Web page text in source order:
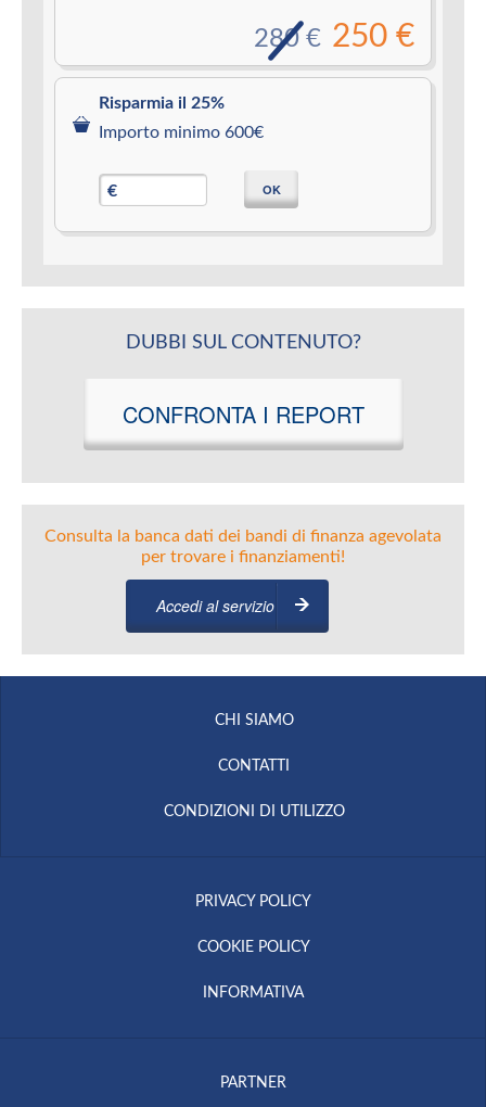
250 €
280 €
Risparmia il 25%
Importo minimo 600€
€ OK
DUBBI SUL CONTENUTO?
CONFRONTA I REPORT
Consulta la banca dati dei bandi di finanza agevolata
per trovare i finanziamenti!
Accedi al servizio
CHI SIAMO
CONTATTI
CONDIZIONI DI UTILIZZO
PRIVACY POLICY
COOKIE POLICY
INFORMATIVA
PARTNER